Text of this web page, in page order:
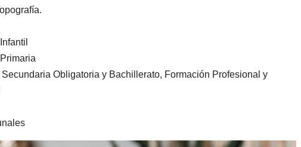
Obligatoria y Bachillerato, Formación Profesional y